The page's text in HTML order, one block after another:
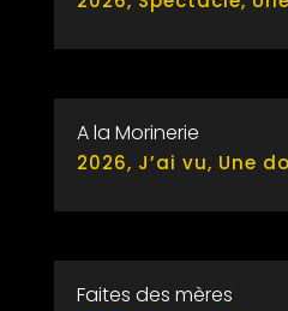
A la Morinerie
2026, J’ai vu, Une
Faites des mères